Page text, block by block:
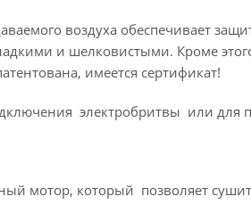
воздуха обеспечивает
и шелковистыми. Кроме
имеется сертификат!
электробритвы или для
мотор, который позволяет